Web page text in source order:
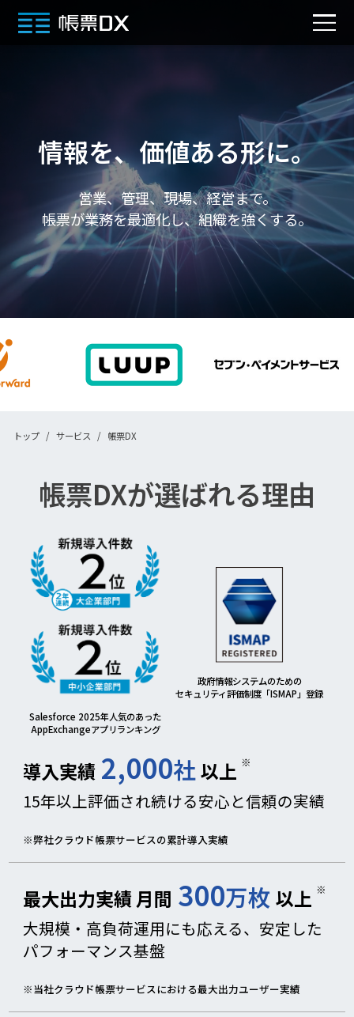
情報を、価値ある形に。
営業、管理、現場、経営まで。
帳票が業務を最適化し、組織を強くする。
トップ サービス 帳票DX
帳票DXが選ばれる理由
Salesforce 2025年人気のあった
AppExchangeアプリランキング
政府情報システムのための
セキュリティ評価制度「ISMAP」登録
導入実績 2,000社 以上 ※
15年以上評価され続ける安心と信頼の実績
※弊社クラウド帳票サービスの累計導入実績
最大出力実績 月間 300万枚 以上 ※
大規模・高負荷運用にも応える、安定した
パフォーマンス基盤
※当社クラウド帳票サービスにおける最大出力ユーザー実績